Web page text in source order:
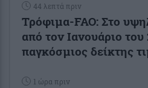
44 λεπτά πριν
Τρόφιμα-FAO: Στο
από τον Ιανουάριο του
παγκόσμιος δείκτης
1 ώρα πριν